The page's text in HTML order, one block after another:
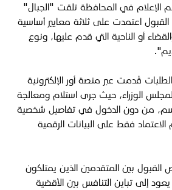
الإعلام في المحافظة تلقت "الجبال"
اعتمدت على ثلاثة معايير أساسية
أو الناحية التي قدم عليها، ونوع
قُدمت عبر منصة أور الإلكترونية
لمجلس الوزراء، حيث جرى استلام ومعالجة
من دون الدخول في تفاصيل شخصية
الاعتماد فقط على البيانات الرقمية
القبول بين المتقدمين الذين يمتلكون
إلى تباين التنافس بين الأقضية